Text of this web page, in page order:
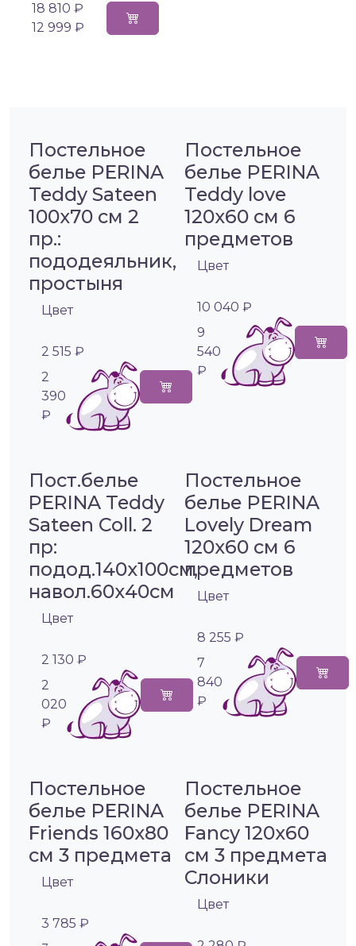
18 810 ₽
12 999 ₽
Постельное
белье PERINA
Teddy Sateen
100х70 см 2
пр.:
пододеяльник,
простыня
Цвет
2 515 ₽
2
390
₽
Постельное
белье PERINA
Teddy love
120х60 см 6
предметов
Цвет
10 040 ₽
9
540
₽
Пост.белье
PERINA Teddy
Sateen Coll. 2
пр:
подод.140х100см,
навол.60х40см
Цвет
2 130 ₽
2
020
₽
Постельное
белье PERINA
Lovely Dream
120х60 см 6
предметов
Цвет
8 255 ₽
7
840
₽
Постельное
белье PERINA
Friends 160х80
см 3 предмета
Цвет
3 785 ₽
Постельное
белье PERINA
Fancy 120х60
см 3 предмета
Слоники
Цвет